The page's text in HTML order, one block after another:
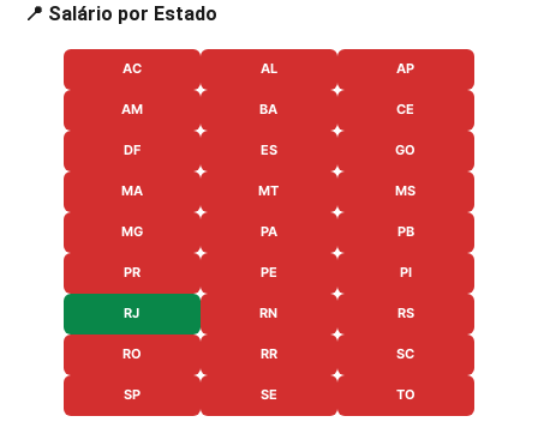
📍 Salário por Estado
AC AL AP
AM BA CE
DF ES GO
MA MT MS
MG PA PB
PR PE PI
RJ RN RS
RO RR SC
SP SE TO